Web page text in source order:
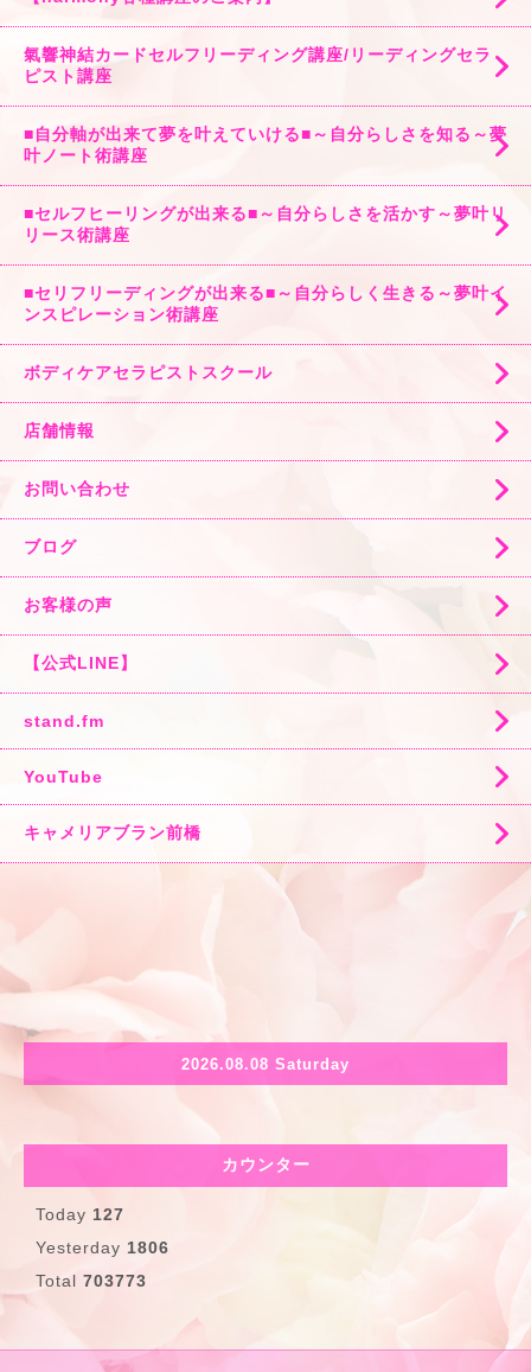
氣響神結カードセルフリーディング講座/リーディングセラ
ピスト講座
■自分軸が出来て夢を叶えていける■～自分らしさを知る～夢
叶ノート術講座
■セルフヒーリングが出来る■～自分らしさを活かす～夢叶リ
リース術講座
■セリフリーディングが出来る■～自分らしく生きる～夢叶イ
ンスピレーション術講座
ボディケアセラピストスクール
店舗情報
お問い合わせ
ブログ
お客様の声
【公式LINE】
stand.fm
YouTube
キャメリアブラン前橋
2026.08.08 Saturday
カウンター
Today 127
Yesterday 1806
Total 703773